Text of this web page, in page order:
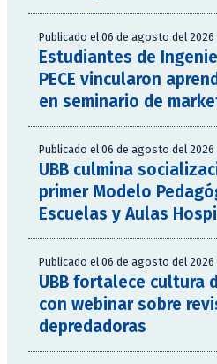
Publicado el 06 de agosto del 2026
Estudiantes de
PECE vincularon
en seminario de
Publicado el 06 de agosto del 2026
UBB culmina
primer Modelo
Escuelas y Aulas
Publicado el 06 de agosto del 2026
UBB fortalece cultura
con webinar sobre
depredadoras